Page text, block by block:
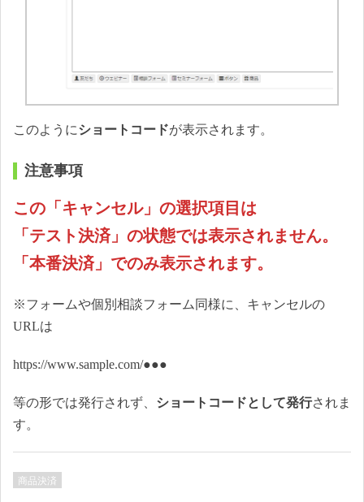
このようにショートコードが表示されます。
注意事項
この「キャンセル」の選択項目は
「テスト決済」の状態では表示されません。
「本番決済」でのみ表示されます。
※フォームや個別相談フォーム同様に、キャンセルの
URLは
https://www.sample.com/●●●
等の形では発行されず、 ショートコードとして発行されま
す。
商品決済